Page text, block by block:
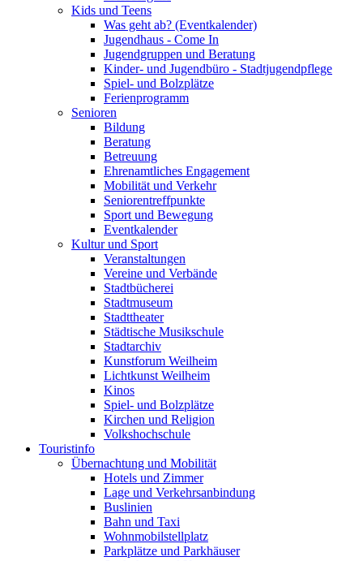
Kids und Teens
Was geht ab? (Eventkalender)
Jugendhaus - Come In
Jugendgruppen und Beratung
Kinder- und Jugendbüro - Stadtjugendpflege
Spiel- und Bolzplätze
Ferienprogramm
Senioren
Bildung
Beratung
Betreuung
Ehrenamtliches Engagement
Mobilität und Verkehr
Seniorentreffpunkte
Sport und Bewegung
Eventkalender
Kultur und Sport
Veranstaltungen
Vereine und Verbände
Stadtbücherei
Stadtmuseum
Stadttheater
Städtische Musikschule
Stadtarchiv
Kunstforum Weilheim
Lichtkunst Weilheim
Kinos
Spiel- und Bolzplätze
Kirchen und Religion
Volkshochschule
Touristinfo
Übernachtung und Mobilität
Hotels und Zimmer
Lage und Verkehrsanbindung
Buslinien
Bahn und Taxi
Wohnmobilstellplatz
Parkplätze und Parkhäuser